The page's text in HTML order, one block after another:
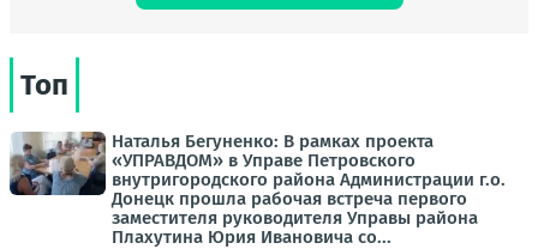
Топ
Наталья Бегуненко: В рамках проекта
«УПРАВДОМ» в Управе Петровского
внутригородского района Администрации г.о.
Донецк прошла рабочая встреча первого
заместителя руководителя Управы района
Плахутина Юрия Ивановича со...